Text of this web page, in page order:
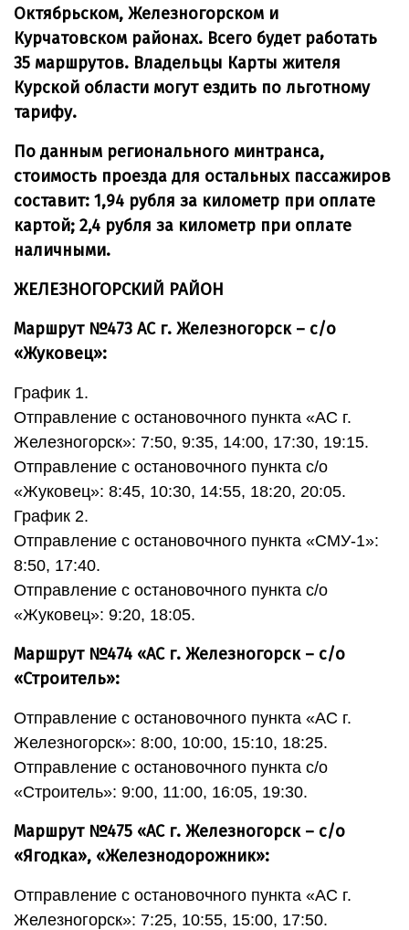
Октябрьском, Железногорском и
Курчатовском районах. Всего будет работать
35 маршрутов. Владельцы Карты жителя
Курской области могут ездить по льготному
тарифу.
По данным регионального минтранса,
стоимость проезда для остальных пассажиров
составит: 1,94 рубля за километр при оплате
картой; 2,4 рубля за километр при оплате
наличными.
ЖЕЛЕЗНОГОРСКИЙ РАЙОН
Маршрут №473 АС г. Железногорск – с/о
«Жуковец»:
График 1.
Отправление с остановочного пункта «АС г.
Железногорск»: 7:50, 9:35, 14:00, 17:30, 19:15.
Отправление с остановочного пункта с/о
«Жуковец»: 8:45, 10:30, 14:55, 18:20, 20:05.
График 2.
Отправление с остановочного пункта «СМУ-1»:
8:50, 17:40.
Отправление с остановочного пункта с/о
«Жуковец»: 9:20, 18:05.
Маршрут №474 «АС г. Железногорск – с/о
«Строитель»:
Отправление с остановочного пункта «АС г.
Железногорск»: 8:00, 10:00, 15:10, 18:25.
Отправление с остановочного пункта с/о
«Строитель»: 9:00, 11:00, 16:05, 19:30.
Маршрут №475 «АС г. Железногорск – с/о
«Ягодка», «Железнодорожник»:
Отправление с остановочного пункта «АС г.
Железногорск»: 7:25, 10:55, 15:00, 17:50.